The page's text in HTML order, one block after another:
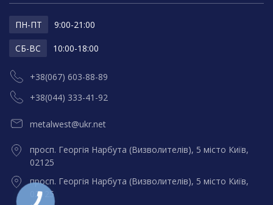
+38(067) 603-88-89
+38(044) 333-41-92
metalwest@ukr.net
ПН-ПТ 9:00-21:00
СБ-ВС 10:00-18:00
просп. Георгія Нарбута (Визволителів), 5 місто Київ,
02125
просп. Георгія Нарбута (Визволителів), 5 місто Київ,
02125
КНОПКА
ЗВ'ЯЗКУ